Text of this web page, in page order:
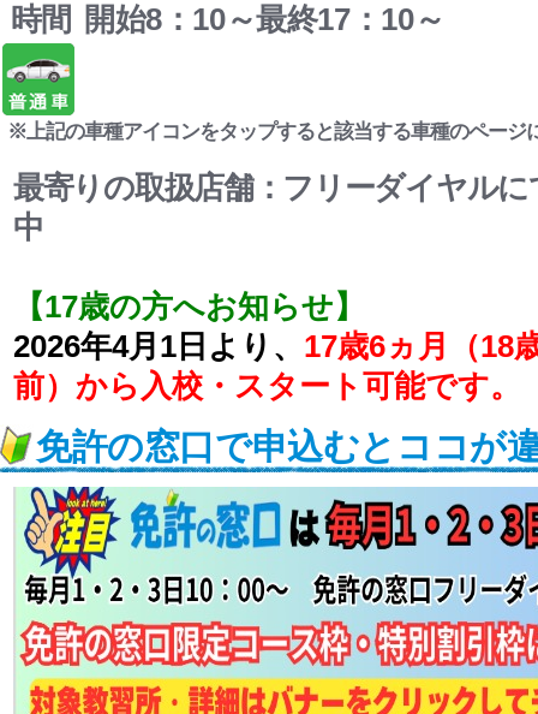
時間 開始8：10～最終17：10～
※上記の車種アイコンをタップすると該当する車種のページ
最寄りの取扱店舗：フリーダイヤル
中
【17歳の方へお知らせ】
2026年4月1日より、 17歳6ヵ月（18
前）から入校・スタート可能です。
免許の窓口で申込むとココが